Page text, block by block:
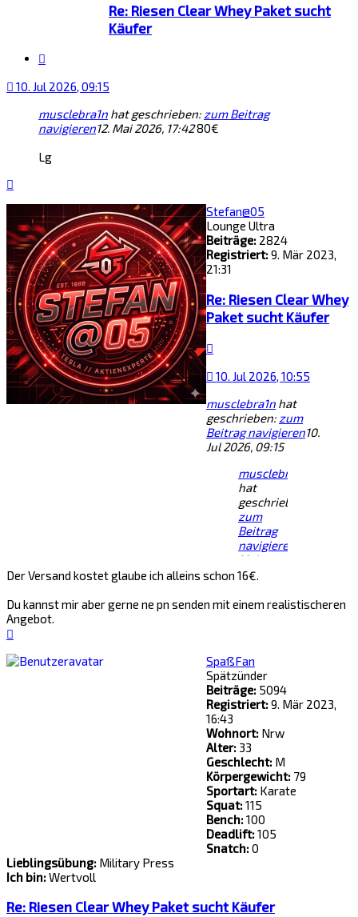
Re: Riesen Clear Whey Paket sucht
Käufer
10. Jul 2026, 09:15
musclebra1n hat geschrieben: zum Beitrag
navigieren12. Mai 2026, 17:4280€
Lg
Stefan@05
Lounge Ultra
Beiträge: 2824
Registriert:9. Mär 2023,
21:31
Re: Riesen Clear Whey
Paket sucht Käufer
10. Jul 2026, 10:55
musclebra1n hat
geschrieben: zum
Beitrag navigieren10.
Jul 2026, 09:15
musclebra1n
hat
geschrieben:
zum
Beitrag
navigieren
Mai
2026,
80€
Der Versand kostet glaube ich alleins schon 16€.
Du kannst mir aber gerne ne pn senden mit einem realistischeren
Angebot.
SpaßFan
Spätzünder
Beiträge: 5094
Registriert:9. Mär 2023,
16:43
Wohnort: Nrw
Alter: 33
Geschlecht: M
Körpergewicht: 79
Sportart: Karate
Squat:115
Bench:100
Deadlift:105
Snatch:0
Lieblingsübung: Military Press
Ich bin:Wertvoll
Re: Riesen Clear Whey Paket sucht Käufer